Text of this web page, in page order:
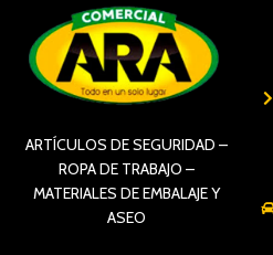
ARTÍCULOS DE SEGURIDAD –
ROPA DE TRABAJO –
MATERIALES DE EMBALAJE Y
ASEO